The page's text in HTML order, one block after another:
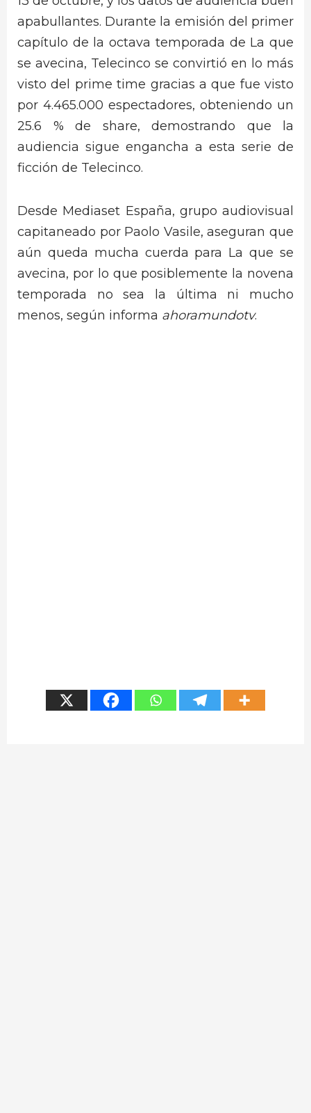
apabullantes. Durante la emisión del primer
capítulo de la octava temporada de La que
se avecina, Telecinco se convirtió en lo más
visto del prime time gracias a que fue visto
por 4.465.000 espectadores, obteniendo un
25.6 % de share, demostrando que la
audiencia sigue engancha a esta serie de
ficción de Telecinco.
Desde Mediaset España, grupo audiovisual
capitaneado por Paolo Vasile, aseguran que
aún queda mucha cuerda para La que se
avecina, por lo que posiblemente la novena
temporada no sea la última ni mucho
menos, según informa ahoramundotv.